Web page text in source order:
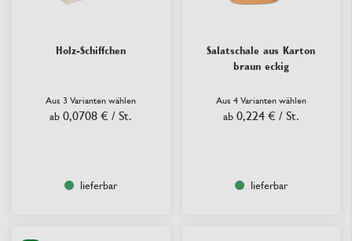
Holz-Schiffchen
Aus 3 Varianten wählen
ab 0,0708 € / St.
lieferbar
Salatschale aus Karton
braun eckig
Aus 4 Varianten wählen
ab 0,224 € / St.
lieferbar